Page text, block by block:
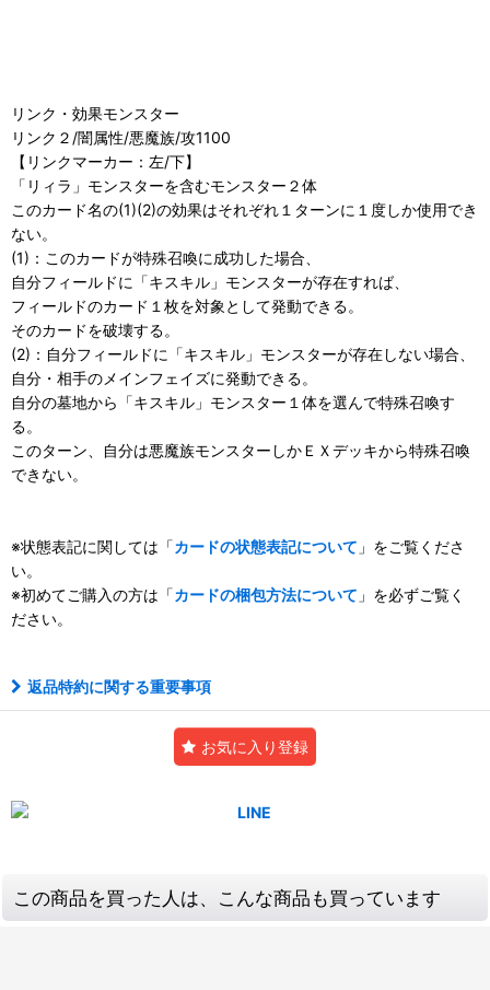
リンク・効果モンスター
リンク２/闇属性/悪魔族/攻1100
【リンクマーカー：左/下】
「リィラ」モンスターを含むモンスター２体
このカード名の(1)(2)の効果はそれぞれ１ターンに１度しか使用でき
ない。
(1)：このカードが特殊召喚に成功した場合、
自分フィールドに「キスキル」モンスターが存在すれば、
フィールドのカード１枚を対象として発動できる。
そのカードを破壊する。
(2)：自分フィールドに「キスキル」モンスターが存在しない場合、
自分・相手のメインフェイズに発動できる。
自分の墓地から「キスキル」モンスター１体を選んで特殊召喚す
る。
このターン、自分は悪魔族モンスターしかＥＸデッキから特殊召喚
できない。
※状態表記に関しては「カードの状態表記について 」をご覧くださ
い。
※初めてご購入の方は「カードの梱包方法について 」を必ずご覧く
ださい。
返品特約に関する重要事項
お気に入り登録
この商品を買った人は、こんな商品も買っています